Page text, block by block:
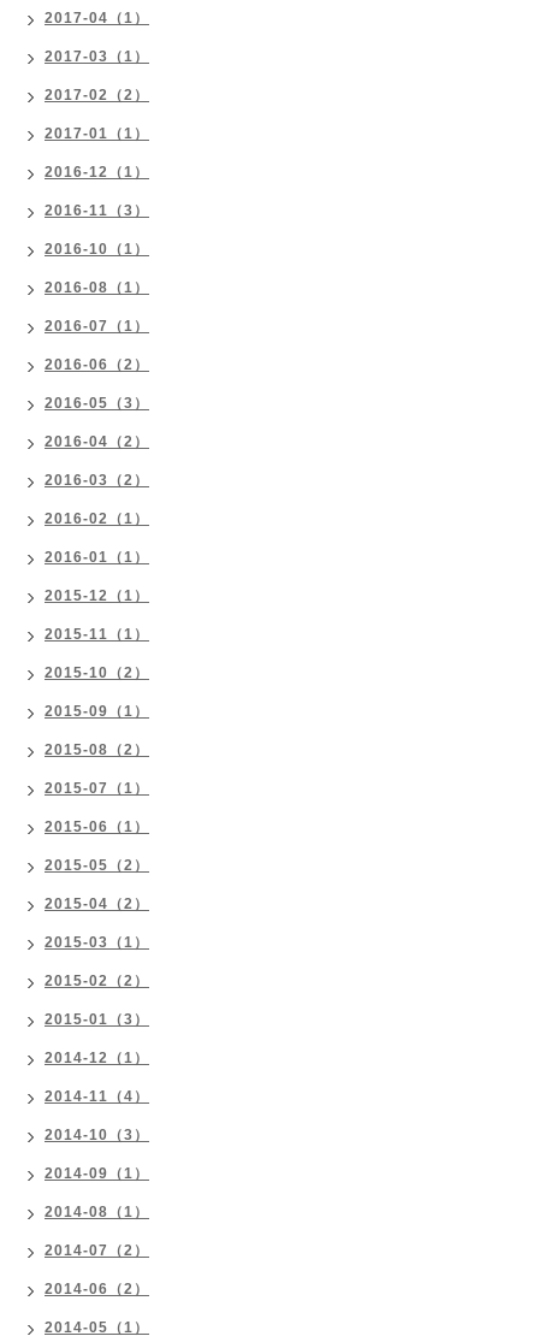
2017-04（1）
2017-03（1）
2017-02（2）
2017-01（1）
2016-12（1）
2016-11（3）
2016-10（1）
2016-08（1）
2016-07（1）
2016-06（2）
2016-05（3）
2016-04（2）
2016-03（2）
2016-02（1）
2016-01（1）
2015-12（1）
2015-11（1）
2015-10（2）
2015-09（1）
2015-08（2）
2015-07（1）
2015-06（1）
2015-05（2）
2015-04（2）
2015-03（1）
2015-02（2）
2015-01（3）
2014-12（1）
2014-11（4）
2014-10（3）
2014-09（1）
2014-08（1）
2014-07（2）
2014-06（2）
2014-05（1）